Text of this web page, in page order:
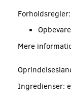
Forholdsregler:
Mere
Ingredienser: